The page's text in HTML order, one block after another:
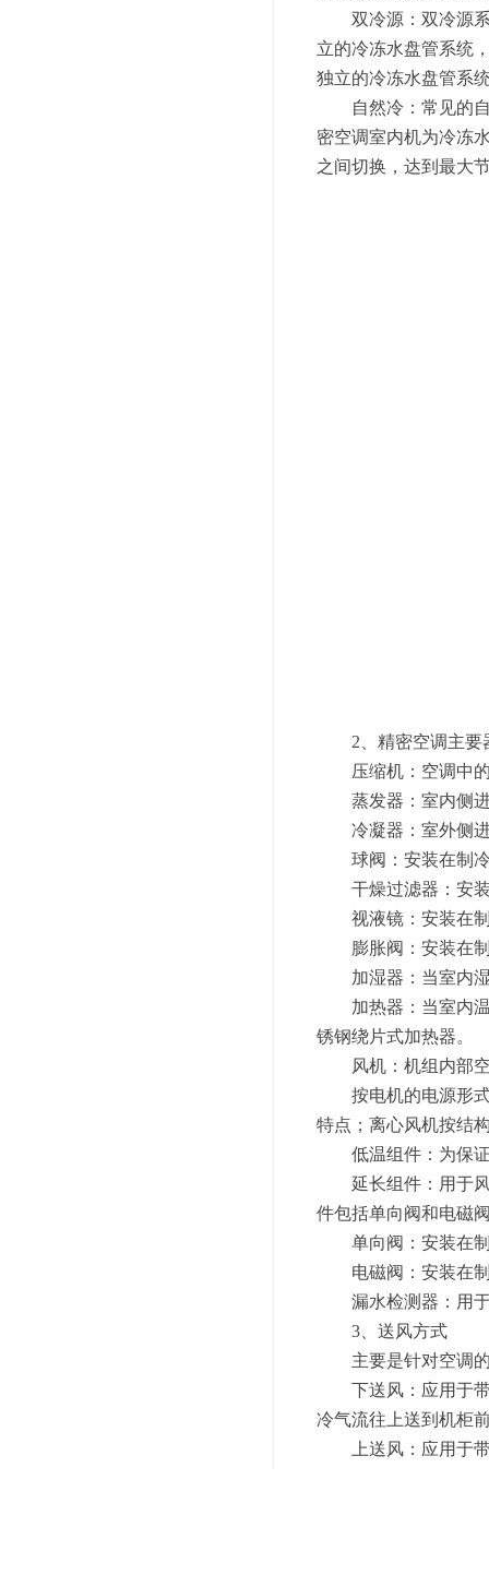
双冷源：双冷源系
立的冷冻水盘管系统
独立的冷冻水盘管系
自然冷：常见的自
密空调室内机为冷冻
之间切换，达到最大
2、精密空调主要
压缩机：空调中的
蒸发器：室内侧进
冷凝器：室外侧进
球阀：安装在制冷
干燥过滤器：安装
视液镜：安装在制
膨胀阀：安装在制
加湿器：当室内湿
加热器：当室内温
锈钢绕片式加热器。
风机：机组内部空
按电机的电源形式
特点；离心风机按结
低温组件：为保证
延长组件：用于风
件包括单向阀和电磁
单向阀：安装在制
电磁阀：安装在制
漏水检测器：用于
3、送风方式
主要是针对空调的
下送风：应用于带
冷气流往上送到机柜
上送风：应用于带